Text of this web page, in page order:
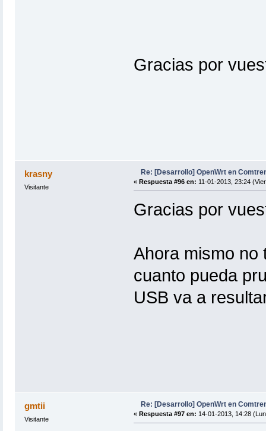
Gracias por
krasny
Visitante
Re: [Desarrollo] OpenWrt en
« Respuesta #96 en: 11-01-2013, 23:24
Gracias por
Ahora mismo no
cuanto pueda
USB va a
gmtii
Visitante
Re: [Desarrollo] OpenWrt en
« Respuesta #97 en: 14-01-2013, 14:28